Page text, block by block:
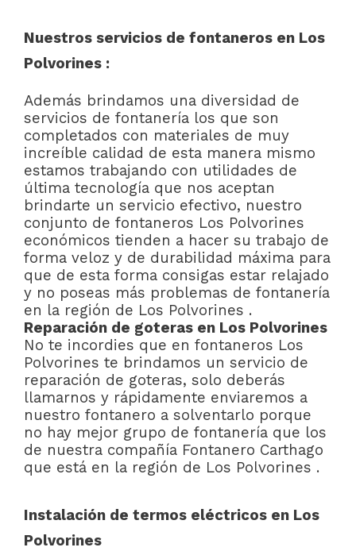
Nuestros servicios de fontaneros en Los
Polvorines :
Además brindamos una diversidad de
servicios de fontanería los que son
completados con materiales de muy
increíble calidad de esta manera mismo
estamos trabajando con utilidades de
última tecnología que nos aceptan
brindarte un servicio efectivo, nuestro
conjunto de fontaneros Los Polvorines
económicos tienden a hacer su trabajo de
forma veloz y de durabilidad máxima para
que de esta forma consigas estar relajado
y no poseas más problemas de fontanería
en la región de Los Polvorines .
Reparación de goteras en Los Polvorines
No te incordies que en fontaneros Los
Polvorines te brindamos un servicio de
reparación de goteras, solo deberás
llamarnos y rápidamente enviaremos a
nuestro fontanero a solventarlo porque
no hay mejor grupo de fontanería que los
de nuestra compañía Fontanero Carthago
que está en la región de Los Polvorines .
Instalación de termos eléctricos en Los
Polvorines